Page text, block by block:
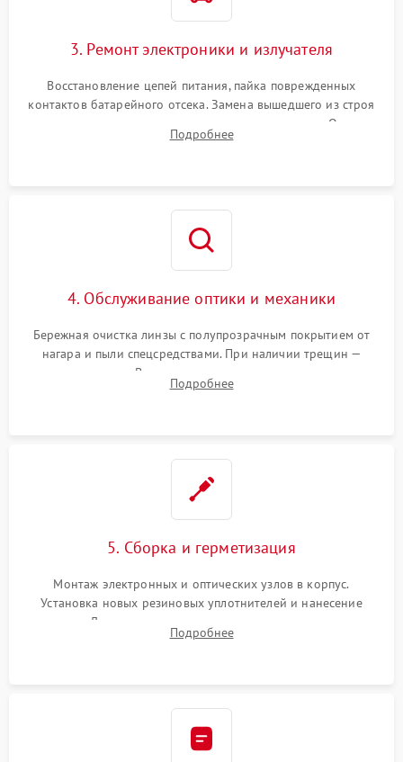
3. Ремонт электроники и излучателя
Восстановление цепей питания, пайка поврежденных
контактов батарейного отсека. Замена вышедшего из строя
светодиода или микросхемы управления яркостью. Очистка
платы от коррозии и нанесение защитного лака для
Подробнее
4. Обслуживание оптики и механики
Бережная очистка линзы с полупрозрачным покрытием от
нагара и пыли спецсредствами. При наличии трещин —
замена стекла. Восстановление или замена пружин и
резьбовых элементов в механизме ввода поправок для
Подробнее
5. Сборка и герметизация
Монтаж электронных и оптических узлов в корпус.
Установка новых резиновых уплотнителей и нанесение
герметика. Для закрытых коллиматоров — вакуумирование и
заполнение инертным газом для исключения запотевания
Подробнее